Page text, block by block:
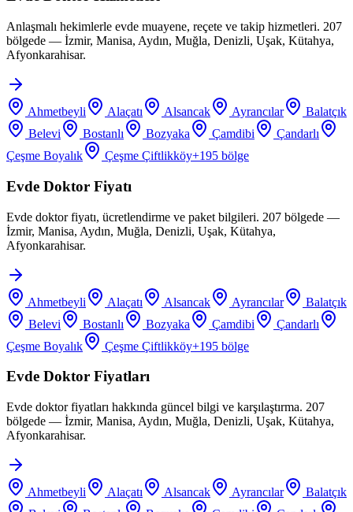
Anlaşmalı hekimlerle evde muayene, reçete ve takip hizmetleri. 207
bölgede — İzmir, Manisa, Aydın, Muğla, Denizli, Uşak, Kütahya,
Afyonkarahisar.
Ahmetbeyli Alaçatı Alsancak Ayrancılar
Balatçık
Belevi
Bostanlı Bozyaka Çamdibi
Çandarlı
Çeşme Boyalık
Çeşme Çiftlikköy+195 bölge
Evde Doktor Fiyatı
Evde doktor fiyatı, ücretlendirme ve paket bilgileri. 207 bölgede —
İzmir, Manisa, Aydın, Muğla, Denizli, Uşak, Kütahya,
Afyonkarahisar.
Ahmetbeyli Alaçatı Alsancak Ayrancılar
Balatçık
Belevi
Bostanlı Bozyaka Çamdibi
Çandarlı
Çeşme Boyalık
Çeşme Çiftlikköy+195 bölge
Evde Doktor Fiyatları
Evde doktor fiyatları hakkında güncel bilgi ve karşılaştırma. 207
bölgede — İzmir, Manisa, Aydın, Muğla, Denizli, Uşak, Kütahya,
Afyonkarahisar.
Ahmetbeyli Alaçatı Alsancak Ayrancılar
Balatçık